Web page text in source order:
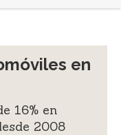
en
16% en
2008